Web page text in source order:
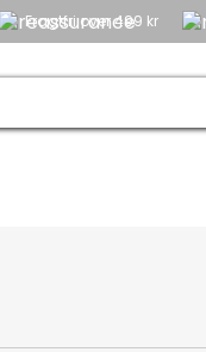
Fragtfri over 499 kr